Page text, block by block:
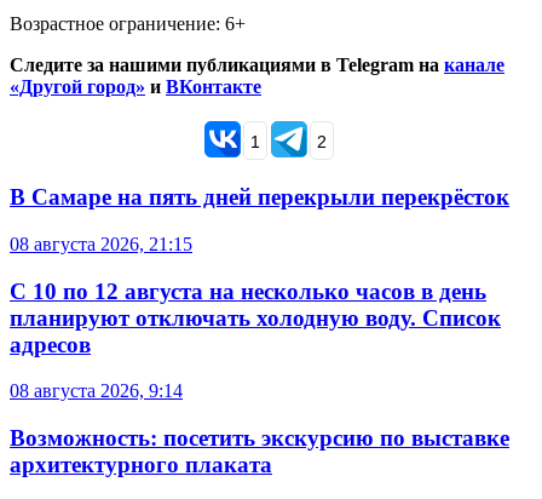
Возрастное ограничение: 6+
Следите за нашими публикациями в Telegram на канале
«Другой город» и ВКонтакте
1 2
В Самаре на пять дней перекрыли перекрёсток
08 августа 2026, 21:15
С 10 по 12 августа на несколько часов в день
планируют отключать холодную воду. Список
адресов
08 августа 2026, 9:14
Возможность: посетить экскурсию по выставке
архитектурного плаката